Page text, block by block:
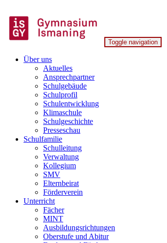
to
content
Gymnasium Ismaning
Toggle navigation
Über uns
Aktuelles
Ansprechpartner
Schulgebäude
Schulprofil
Schulentwicklung
Klimaschule
Schulgeschichte
Presseschau
Schulfamilie
Schulleitung
Verwaltung
Kollegium
SMV
Elternbeirat
Förderverein
Unterricht
Fächer
MINT
Ausbildungsrichtungen
Oberstufe und Abitur